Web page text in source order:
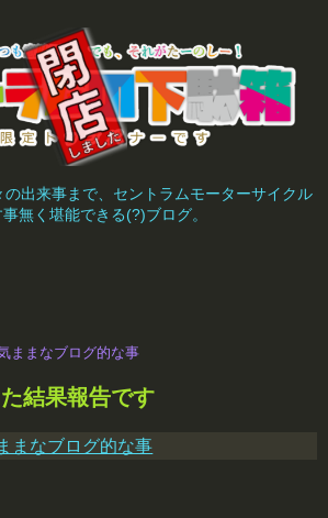
出来事まで、セントラムモーターサイクル
無く堪能できる(?)ブログ。
ままなブログ的な事
結果報告です
まなブログ的な事